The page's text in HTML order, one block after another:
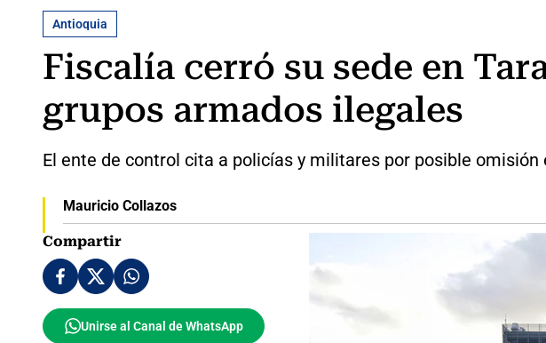
Antioquia
Fiscalía cerró su sede en
grupos armados ilegales
El ente de control cita a policías y militares por posible
Mauricio Collazos
Compartir
Unirse al Canal de WhatsApp